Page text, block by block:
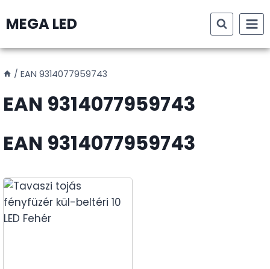
toMEGA LED
/ EAN 9314077959743
EAN 9314077959743
EAN 9314077959743